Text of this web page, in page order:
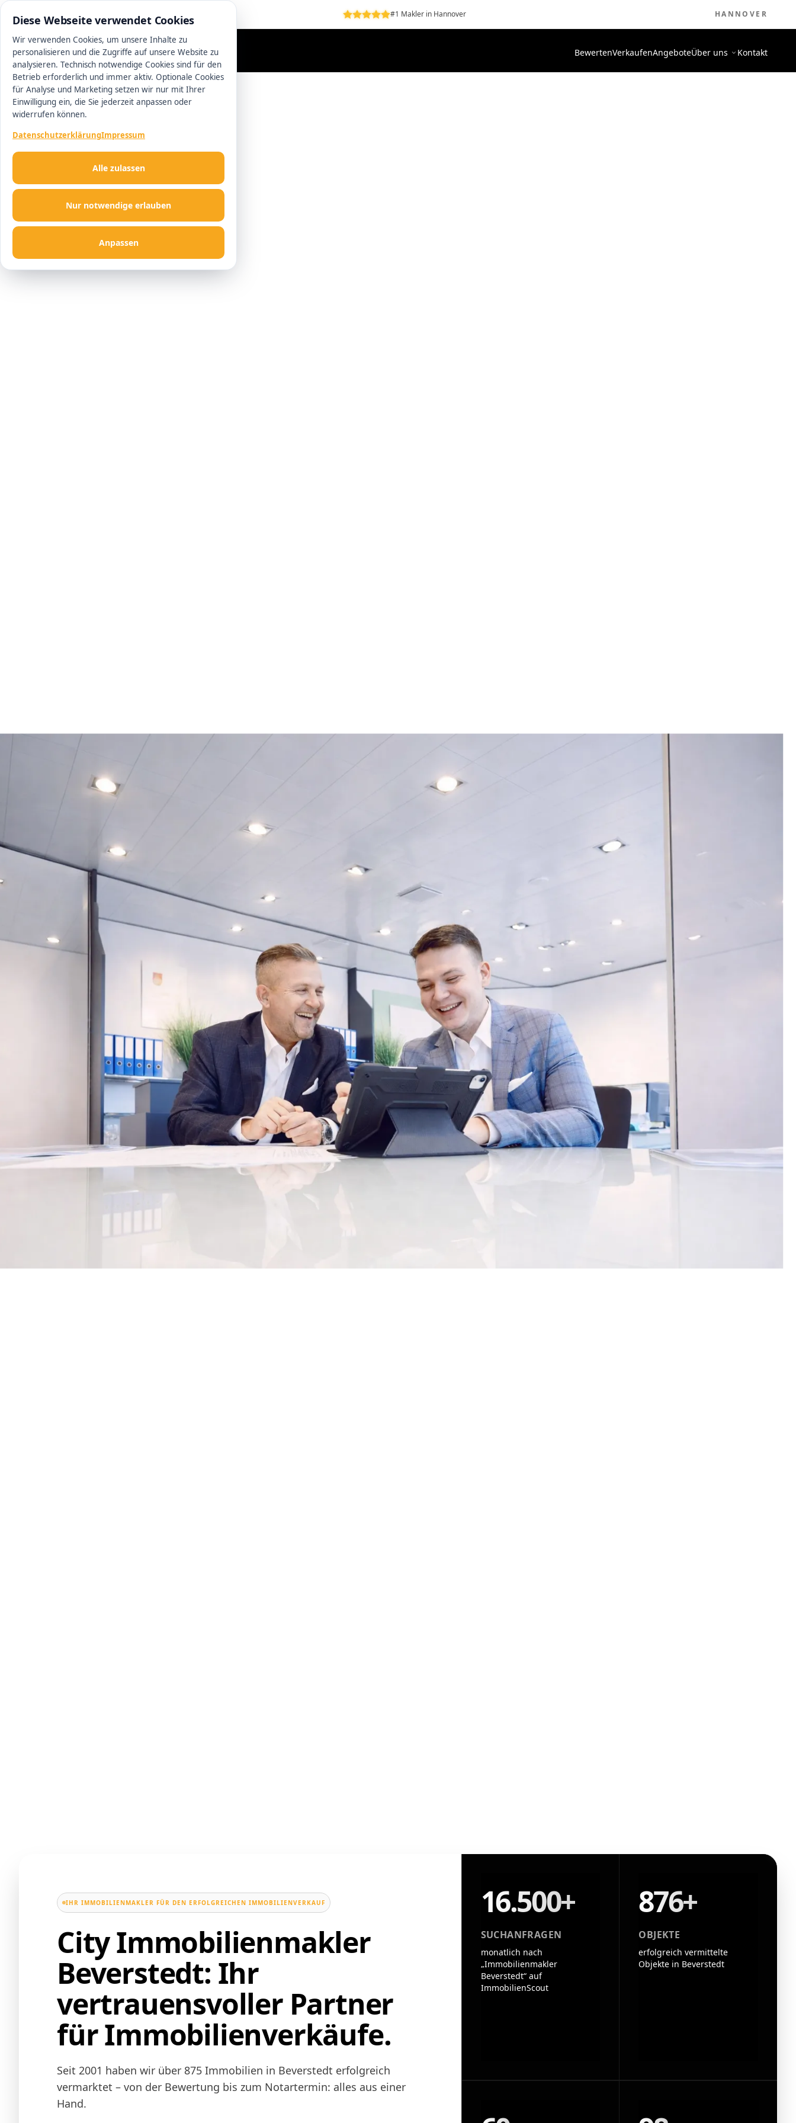
0511 13221100 #1 Makler in Hannover HANNOVER
BewertenVerkaufenAngeboteÜber uns Kontakt
IHR IMMOBILIENMAKLER FÜR DEN ERFOLGREICHEN IMMOBILIENVERKAUF
City Immobilienmakler
Beverstedt: Ihr
vertrauensvoller Partner
für Immobilienverkäufe.
Seit 2001 haben wir über 875 Immobilien in Beverstedt erfolgreich
vermarktet – von der Bewertung bis zum Notartermin: alles aus einer
Hand.
16.500+
SUCHANFRAGEN
monatlich nach
„Immobilienmakler
Beverstedt“ auf
ImmobilienScout
876+
OBJEKTE
erfolgreich vermittelte
Objekte in Beverstedt
Diese Webseite verwendet Cookies
Wir verwenden Cookies, um unsere Inhalte zu
personalisieren und die Zugriffe auf unsere Website zu
analysieren. Technisch notwendige Cookies sind für den
Betrieb erforderlich und immer aktiv. Optionale Cookies
für Analyse und Marketing setzen wir nur mit Ihrer
Einwilligung ein, die Sie jederzeit anpassen oder
widerrufen können.
DatenschutzerklärungImpressum
Nur notwendige erlauben
Anpassen
Alle zulassen